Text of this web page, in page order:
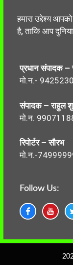
हमारा उद्देश्य
है, ताकि आप
प्रधान संपादक –
मो.न.-
संपादक – राहुल
मो.न.
रिपोर्टर – सौरभ
मो.न.-
Follow Us: